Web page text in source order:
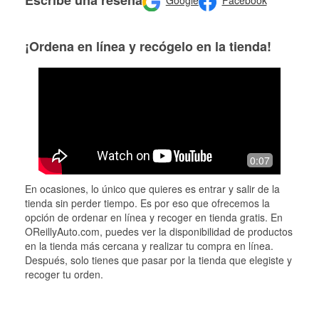
¡Ordena en línea y recógelo en la tienda!
0:07
En ocasiones, lo único que quieres es entrar y salir de la
tienda sin perder tiempo. Es por eso que ofrecemos la
opción de ordenar en línea y recoger en tienda gratis. En
OReillyAuto.com, puedes ver la disponibilidad de productos
en la tienda más cercana y realizar tu compra en línea.
Después, solo tienes que pasar por la tienda que elegiste y
recoger tu orden.